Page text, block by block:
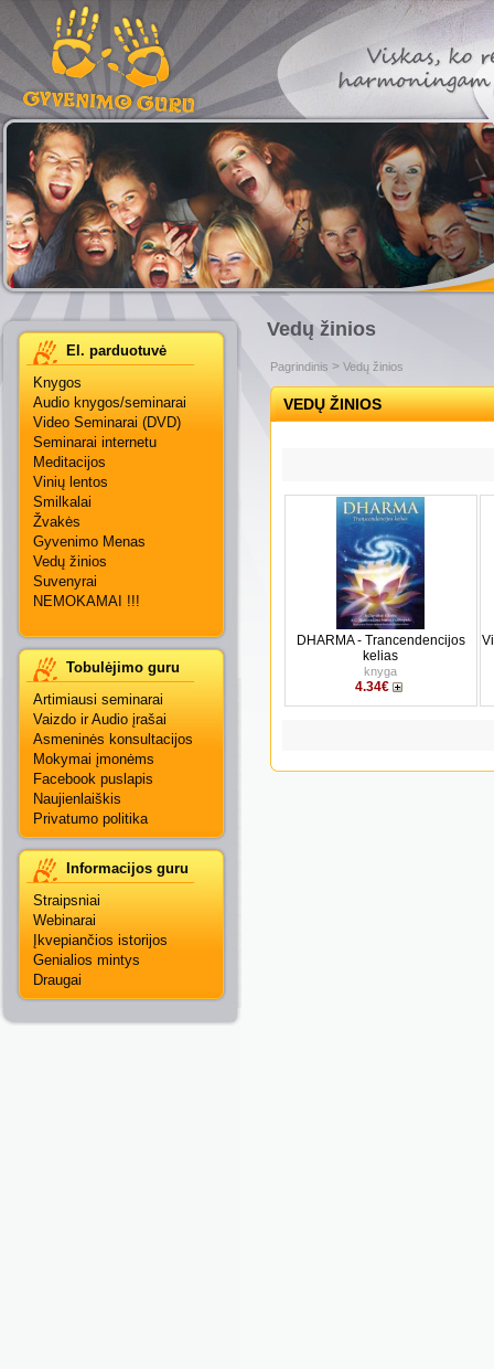
El. parduotuvė
Knygos
Audio knygos/seminarai
Video Seminarai (DVD)
Seminarai internetu
Meditacijos
Vinių lentos
Smilkalai
Žvakės
Gyvenimo Menas
Vedų žinios
Suvenyrai
NEMOKAMAI !!!
Tobulėjimo guru
Artimiausi seminarai
Vaizdo ir Audio įrašai
Asmeninės konsultacijos
Mokymai įmonėms
Facebook puslapis
Naujienlaiškis
Privatumo politika
Informacijos guru
Straipsniai
Webinarai
Įkvepiančios istorijos
Genialios mintys
Draugai
Vedų žinios